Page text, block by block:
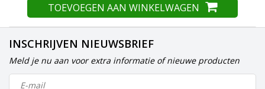
TOEVOEGEN AAN WINKELWAGEN
INSCHRIJVEN NIEUWSBRIEF
Meld je nu aan voor extra informatie of nieuwe producten